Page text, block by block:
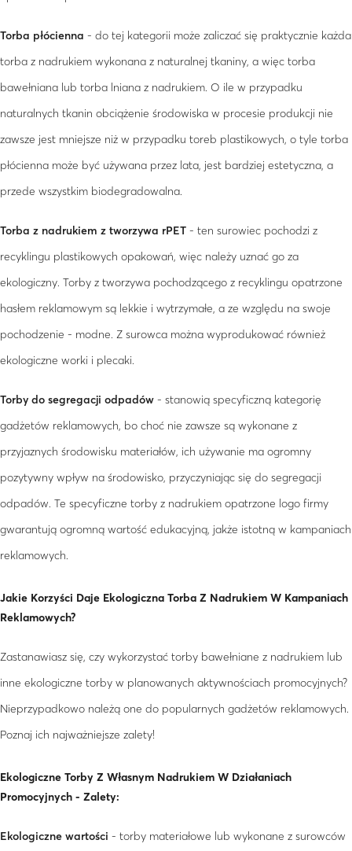
Torba płócienna - do tej kategorii może zaliczać się praktycznie każda
torba z nadrukiem wykonana z naturalnej tkaniny, a więc torba
bawełniana lub torba lniana z nadrukiem. O ile w przypadku
naturalnych tkanin obciążenie środowiska w procesie produkcji nie
zawsze jest mniejsze niż w przypadku toreb plastikowych, o tyle torba
płócienna może być używana przez lata, jest bardziej estetyczna, a
przede wszystkim biodegradowalna.
Torba z nadrukiem z tworzywa rPET - ten surowiec pochodzi z
recyklingu plastikowych opakowań, więc należy uznać go za
ekologiczny. Torby z tworzywa pochodzącego z recyklingu opatrzone
hasłem reklamowym są lekkie i wytrzymałe, a ze względu na swoje
pochodzenie - modne. Z surowca można wyprodukować również
ekologiczne worki i plecaki.
Torby do segregacji odpadów - stanowią specyficzną kategorię
gadżetów reklamowych, bo choć nie zawsze są wykonane z
przyjaznych środowisku materiałów, ich używanie ma ogromny
pozytywny wpływ na środowisko, przyczyniając się do segregacji
odpadów. Te specyficzne torby z nadrukiem opatrzone logo firmy
gwarantują ogromną wartość edukacyjną, jakże istotną w kampaniach
reklamowych.
Jakie Korzyści Daje Ekologiczna Torba Z Nadrukiem W Kampaniach
Reklamowych?
Zastanawiasz się, czy wykorzystać torby bawełniane z nadrukiem lub
inne ekologiczne torby w planowanych aktywnościach promocyjnych?
Nieprzypadkowo należą one do popularnych gadżetów reklamowych.
Poznaj ich najważniejsze zalety!
Ekologiczne Torby Z Własnym Nadrukiem W Działaniach
Promocyjnych - Zalety:
Ekologiczne wartości - torby materiałowe lub wykonane z surowców